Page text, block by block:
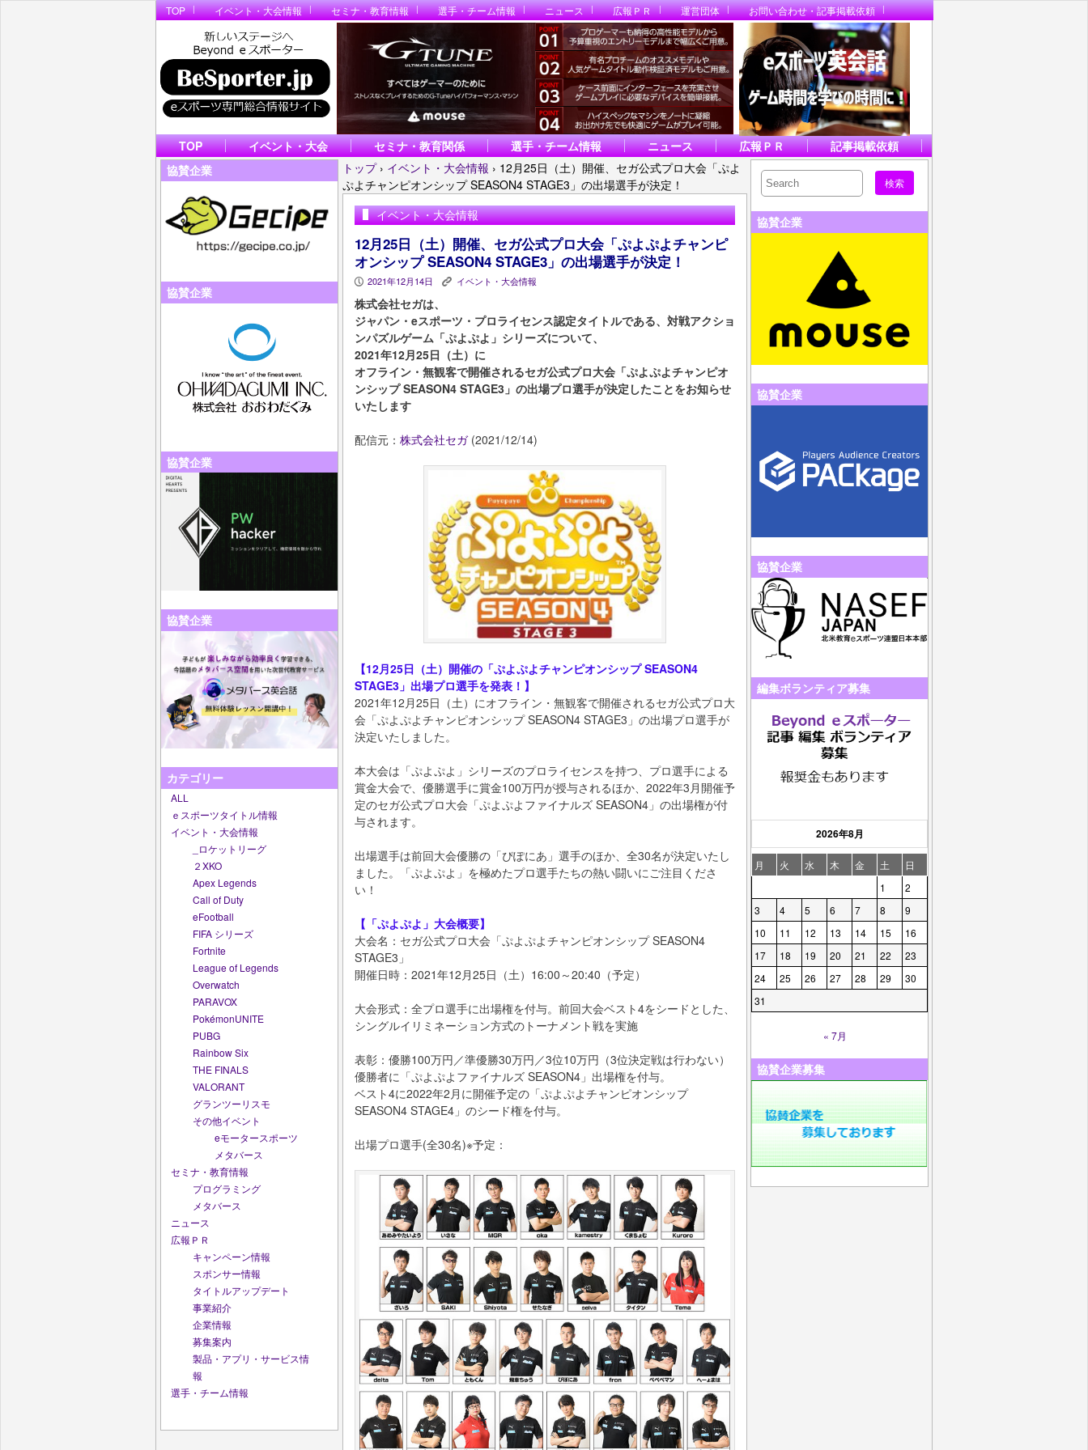
TOP イベント・大会情報 セミナ・教育情報 選手・チーム情報 ニュース 広報ＰＲ 運営団体 お問い合わせ・記事掲載依頼
TOP イベント・大会 セミナ・教育関係 選手・チーム情報 ニュース 広報ＰＲ
記事掲載依頼
協賛企業
協賛企業
協賛企業
協賛企業
カテゴリー
ALL
ｅスポーツタイトル情報
イベント・大会情報
_ロケットリーグ
２XKO
Apex Legends
Call of Duty
eFootball
FIFA シリーズ
Fortnite
League of Legends
Overwatch
PARAVOX
PokémonUNITE
PUBG
Rainbow Six
THE FINALS
VALORANT
グランツーリスモ
その他イベント
eモータースポーツ
メタバース
セミナ・教育情報
プログラミング
メタバース
ニュース
広報ＰＲ
キャンペーン情報
スポンサー情報
タイトルアップデート
事業紹介
企業情報
募集案内
製品・アプリ・サービス情
報
選手・チーム情報
トップ › イベント・大会情報 › 12月25日（土）開催、セガ公式プロ大会「ぷよ
ぷよチャンピオンシップ SEASON4 STAGE3」の出場選手が決定！
イベント・大会情報
12月25日（土）開催、セガ公式プロ大会「ぷよぷよチャンピ
オンシップ SEASON4 STAGE3」の出場選手が決定！
P 2021年12月14日 K イベント・大会情報
株式会社セガは、
ジャパン・eスポーツ・プロライセンス認定タイトルである、対戦アクショ
ンパズルゲーム「ぷよぷよ」シリーズについて、
2021年12月25日（土）に
オフライン・無観客で開催されるセガ公式プロ大会「ぷよぷよチャンピオ
ンシップ SEASON4 STAGE3」の出場プロ選手が決定したことをお知らせ
いたします
配信元： 株式会社セガ(2021/12/14)
【12月25日（土）開催の「ぷよぷよチャンピオンシップ SEASON4
STAGE3」出場プロ選手を発表！】
2021年12月25日（土）にオフライン・無観客で開催されるセガ公式プロ大
会「ぷよぷよチャンピオンシップ SEASON4 STAGE3」の出場プロ選手が
決定いたしました。
本大会は「ぷよぷよ」シリーズのプロライセンスを持つ、プロ選手による
賞金大会で、優勝選手に賞金100万円が授与されるほか、2022年3月開催予
定のセガ公式プロ大会「ぷよぷよファイナルズ SEASON4」の出場権が付
与されます。
出場選手は前回大会優勝の「ぴぽにあ」選手のほか、全30名が決定いたし
ました。「ぷよぷよ」を極めたプロ選手たちの熱い闘いにご注目くださ
い！
【「ぷよぷよ」大会概要】
大会名：セガ公式プロ大会「ぷよぷよチャンピオンシップ SEASON4
STAGE3」
開催日時：2021年12月25日（土）16:00～20:40（予定）
大会形式：全プロ選手に出場権を付与。前回大会ベスト4をシードとした、
シングルイリミネーション方式のトーナメント戦を実施
表彰：優勝100万円／準優勝30万円／3位10万円（3位決定戦は行わない）
優勝者に「ぷよぷよファイナルズ SEASON4」出場権を付与。
ベスト4に2022年2月に開催予定の「ぷよぷよチャンピオンシップ
SEASON4 STAGE4」のシード権を付与。
出場プロ選手(全30名)※予定：
協賛企業
協賛企業
協賛企業
編集ボランティア募集
2026年8月
月 火 水 木 金 土
日
1
2
3
4 5 6 7 8
9
10
11 12 13 14 15
16
17
18 19 20 21 22
23
24
25 26 27 28 29
30
31
« 7月
協賛企業募集